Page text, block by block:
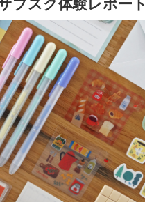
ブスク体験レポート